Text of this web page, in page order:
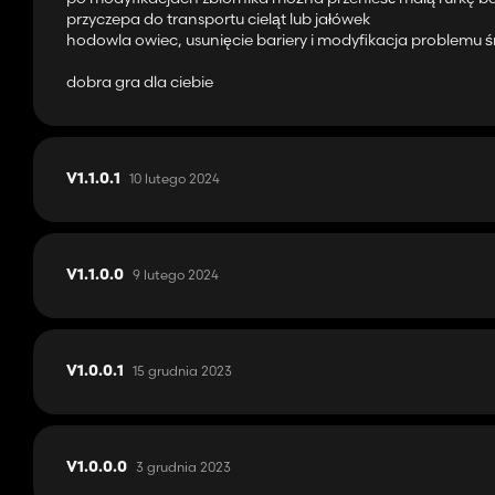
przyczepa do transportu cieląt lub jałówek
hodowla owiec, usunięcie bariery i modyfikacja problemu
dobra gra dla ciebie
V1.1.0.1 10 lutego 2024
V1.1.0.0 9 lutego 2024
V1.0.0.1 15 grudnia 2023
V1.0.0.0 3 grudnia 2023